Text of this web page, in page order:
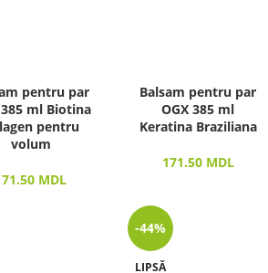
pentru par
385 ml Biotina
pentru
volum
MDL
Balsam pentru par
OGX 385 ml
Keratina Braziliana
171.50 MDL
-44%
LIPSĂ